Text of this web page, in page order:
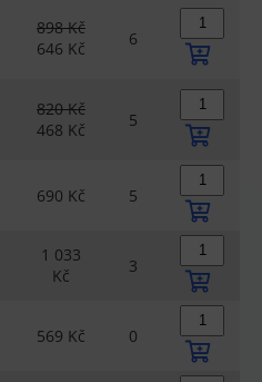
898 Kč
646 Kč
6
820 Kč
468 Kč
5
690 Kč 5
1 033
Kč
3
569 Kč 0